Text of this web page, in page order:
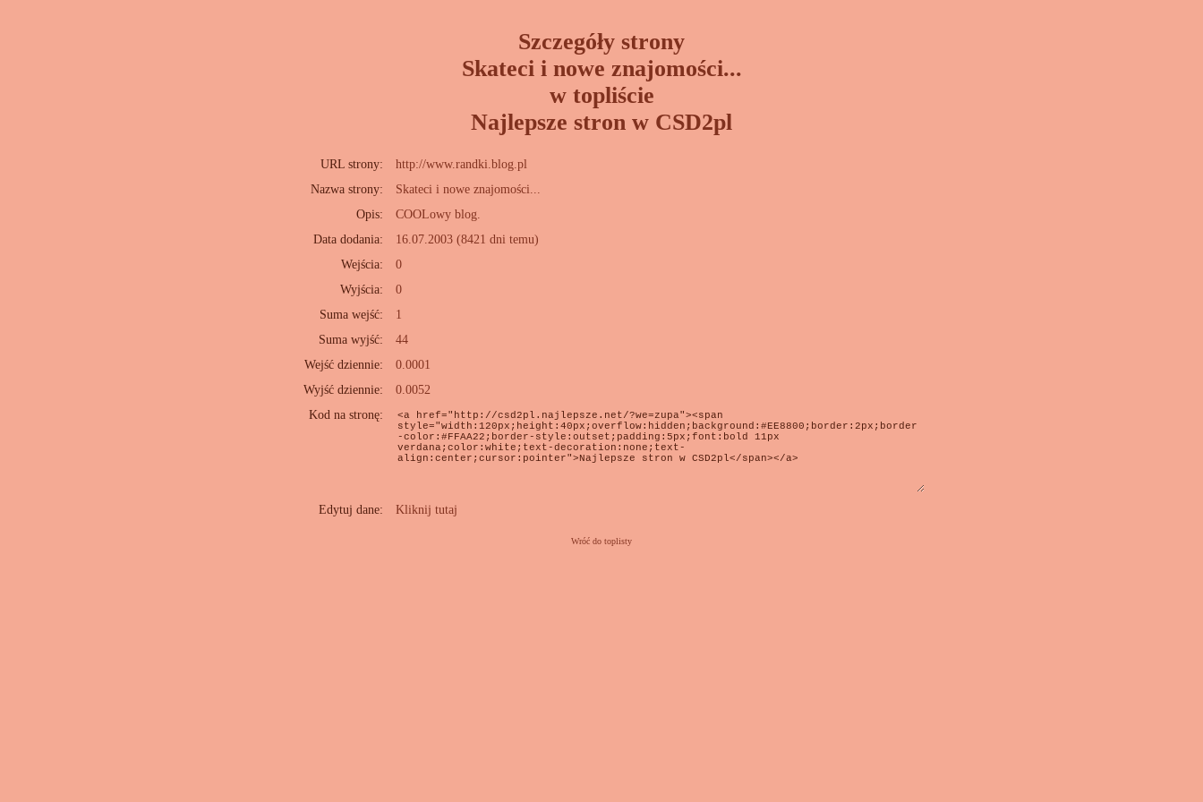
Szczegóły strony
Skateci i nowe znajomości...
w topliście
Najlepsze stron w CSD2pl
URL strony:
http://www.randki.blog.pl
Nazwa strony:
Skateci i nowe znajomości...
Opis:
COOLowy blog.
Data dodania:
16.07.2003 (8421 dni temu)
Wejścia:
0
Wyjścia:
0
Suma wejść:
1
Suma wyjść:
44
Wejść dziennie:
0.0001
Wyjść dziennie:
0.0052
Kod na stronę:
Edytuj dane: Kliknij tutaj
Wróć do toplisty